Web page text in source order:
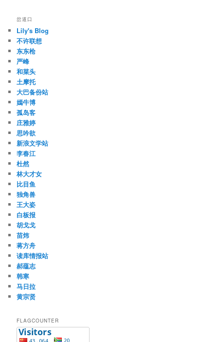
岔道口
Lily's Blog
不许联想
东东枪
严峰
和菜头
土摩托
大巴备份站
嫣牛博
孤岛客
庄雅婷
思吟欲
新浪文学站
李春江
杜然
林大才女
比目鱼
独角兽
王大姿
白板报
胡戈戈
苗炜
蒋方舟
读库情报站
郝蕴志
韩寒
马日拉
黄宗贤
FLAGCOUNTER